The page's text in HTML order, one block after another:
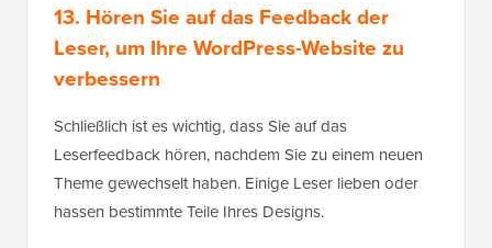
13. Hören Sie auf das Feedback der
Leser, um Ihre WordPress-Website zu
verbessern
Schließlich ist es wichtig, dass Sie auf das
Leserfeedback hören, nachdem Sie zu einem neuen
Theme gewechselt haben. Einige Leser lieben oder
hassen bestimmte Teile Ihres Designs.